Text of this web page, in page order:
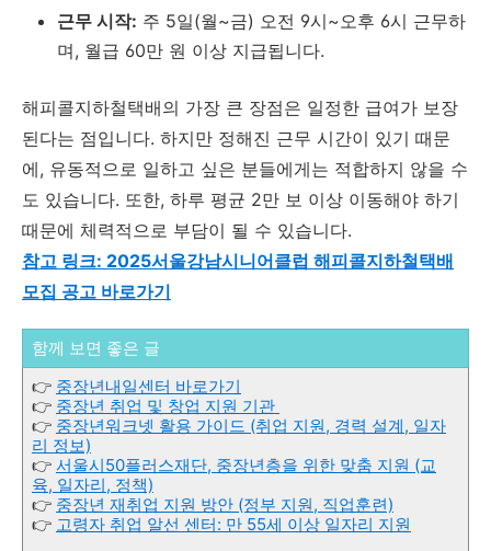
근무 시작: 주 5일(월~금) 오전 9시~오후 6시 근무하
며, 월급 60만 원 이상 지급됩니다.
해피콜지하철택배의 가장 큰 장점은 일정한 급여가 보장
된다는 점입니다. 하지만 정해진 근무 시간이 있기 때문
에, 유동적으로 일하고 싶은 분들에게는 적합하지 않을 수
도 있습니다. 또한, 하루 평균 2만 보 이상 이동해야 하기
때문에 체력적으로 부담이 될 수 있습니다.
참고 링크: 2025서울강남시니어클럽 해피콜지하철택배
모집 공고 바로가기
함께 보면 좋은 글
👉 중장년내일센터 바로가기
👉 중장년 취업 및 창업 지원 기관
👉 중장년워크넷 활용 가이드 (취업 지원, 경력 설계, 일자
리 정보)
👉 서울시50플러스재단, 중장년층을 위한 맞춤 지원 (교
육, 일자리, 정책)
👉 중장년 재취업 지원 방안 (정부 지원, 직업훈련)
👉 고령자 취업 알선 센터: 만 55세 이상 일자리 지원